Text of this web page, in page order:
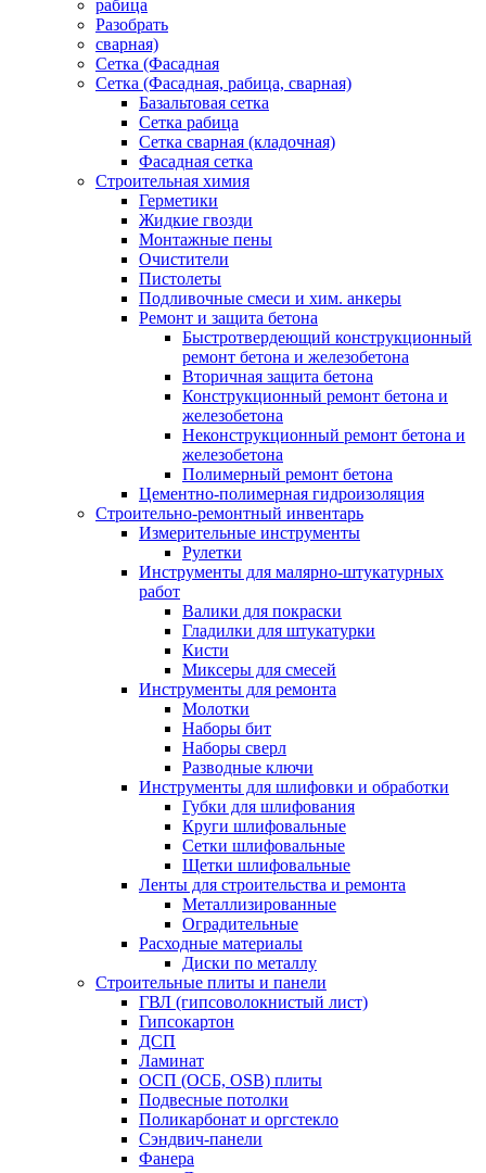
рабица
Разобрать
сварная)
Сетка (Фасадная
Сетка (Фасадная, рабица, сварная)
Базальтовая сетка
Сетка рабица
Сетка сварная (кладочная)
Фасадная сетка
Строительная химия
Герметики
Жидкие гвозди
Монтажные пены
Очистители
Пистолеты
Подливочные смеси и хим. анкеры
Ремонт и защита бетона
Быстротвердеющий конструкционный
ремонт бетона и железобетона
Вторичная защита бетона
Конструкционный ремонт бетона и
железобетона
Неконструкционный ремонт бетона и
железобетона
Полимерный ремонт бетона
Цементно-полимерная гидроизоляция
Строительно-ремонтный инвентарь
Измерительные инструменты
Рулетки
Инструменты для малярно-штукатурных
работ
Валики для покраски
Гладилки для штукатурки
Кисти
Миксеры для смесей
Инструменты для ремонта
Молотки
Наборы бит
Наборы сверл
Разводные ключи
Инструменты для шлифовки и обработки
Губки для шлифования
Круги шлифовальные
Сетки шлифовальные
Щетки шлифовальные
Ленты для строительства и ремонта
Металлизированные
Оградительные
Расходные материалы
Диски по металлу
Строительные плиты и панели
ГВЛ (гипсоволокнистый лист)
Гипсокартон
ДСП
Ламинат
ОСП (ОСБ, OSB) плиты
Подвесные потолки
Поликарбонат и оргстекло
Сэндвич-панели
Фанера